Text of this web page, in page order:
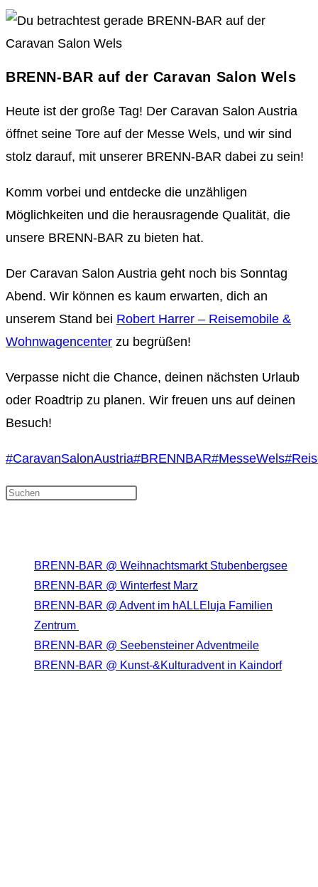
BRENN-BAR auf der Caravan Salon Wels
Heute ist der große Tag! Der Caravan Salon Austria
öffnet seine Tore auf der Messe Wels, und wir sind
stolz darauf, mit unserer BRENN-BAR dabei zu sein!
Komm vorbei und entdecke die unzähligen
Möglichkeiten und die herausragende Qualität, die
unsere BRENN-BAR zu bieten hat.
Der Caravan Salon Austria geht noch bis Sonntag
Abend. Wir können es kaum erwarten, dich an
unserem Stand bei Robert Harrer – Reisemobile &
Wohnwagencenter zu begrüßen!
Verpasse nicht die Chance, deinen nächsten Urlaub
oder Roadtrip zu planen. Wir freuen uns auf deinen
Besuch!
#CaravanSalonAustria#BRENNBAR#MesseWels
BRENN-BAR @ Weihnachtsmarkt Stubenbergsee
BRENN-BAR @ Winterfest Marz
BRENN-BAR @ Advent im hALLEluja Familien
Zentrum
BRENN-BAR @ Seebensteiner Adventmeile
BRENN-BAR @ Kunst-&Kulturadvent in Kaindorf